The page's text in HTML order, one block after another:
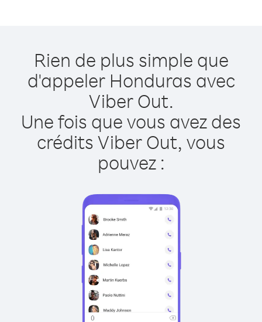
Rien de plus simple que
d'appeler Honduras avec
Viber Out.
Une fois que vous avez des
crédits Viber Out, vous
pouvez :